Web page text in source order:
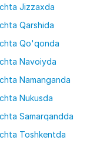
Jizzaxda
Qarshida
Qo'qonda
Navoiyda
Namanganda
Nukusda
Samarqandda
Toshkentda